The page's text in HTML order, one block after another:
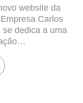
website da
Carlos
se dedica a uma